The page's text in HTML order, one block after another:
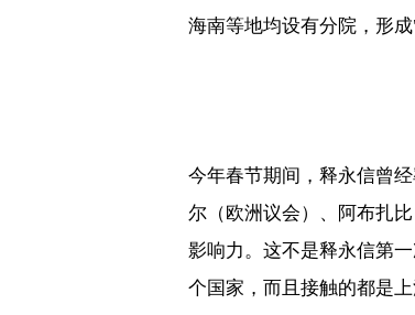
海南等地均设有分院，形成
今年春节期间，释永信曾
尔（欧洲议会）、阿布扎
影响力。这不是释永信第
个国家，而且接触的都是